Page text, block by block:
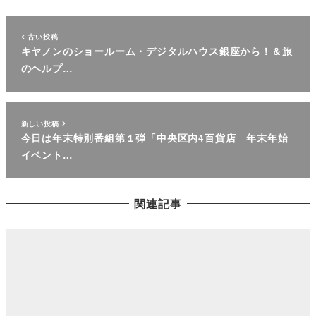
古い投稿
キヤノンのショールーム・デジタルハウス銀座から！＆旅
のヘルプ…
新しい投稿
今日は年末特別番組第１弾「中央区内4百貨店 年末年始
イベント…
関連記事